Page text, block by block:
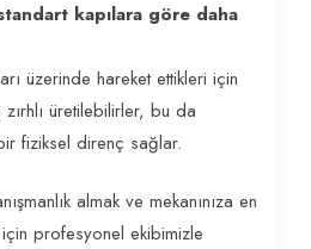
kapılara göre daha
üzerinde hareket ettikleri için
üretilebilirler, bu da
fiziksel direnç sağlar.
almak ve mekanınıza en
profesyonel ekibimizle